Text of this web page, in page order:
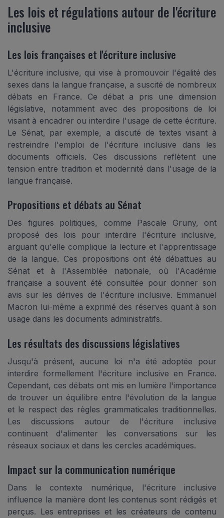
Les lois et régulations autour de l'écriture
inclusive
Les lois françaises et l'écriture inclusive
L'écriture inclusive, qui vise à promouvoir l'égalité des
sexes dans la langue française, a suscité de nombreux
débats en France. Ce débat a pris une dimension
législative, notamment avec des propositions de loi
visant à encadrer ou interdire l'usage de cette écriture.
Le Sénat, par exemple, a discuté de textes visant à
restreindre l'emploi de l'écriture inclusive dans les
documents officiels. Ces discussions reflètent une
tension entre tradition et modernité dans l'usage de la
langue française.
Propositions et débats au Sénat
Des figures politiques, comme Pascale Gruny, ont
proposé des lois pour interdire l'écriture inclusive,
arguant qu'elle complique la lecture et l'apprentissage
de la langue. Ces propositions ont été débattues au
Sénat et à l'Assemblée nationale, où l'Académie
française a souvent été consultée pour donner son
avis sur les dérives de l'écriture inclusive. Emmanuel
Macron lui-même a exprimé des réserves quant à son
usage dans les documents administratifs.
Les résultats des discussions législatives
Jusqu'à présent, aucune loi n'a été adoptée pour
interdire formellement l'écriture inclusive en France.
Cependant, ces débats ont mis en lumière l'importance
de trouver un équilibre entre l'évolution de la langue
et le respect des règles grammaticales traditionnelles.
Les discussions autour de l'écriture inclusive
continuent d'alimenter les conversations sur les
réseaux sociaux et dans les cercles académiques.
Impact sur la communication numérique
Dans le contexte numérique, l'écriture inclusive
influence la manière dont les contenus sont rédigés et
perçus. Les entreprises et les créateurs de contenu